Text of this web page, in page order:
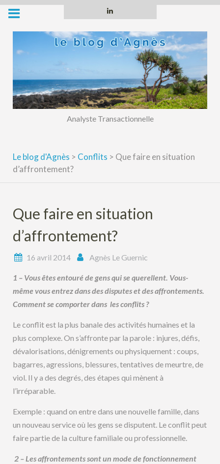
Skip
content
Analyste Transactionnelle
Le blog d'Agnès > Conflits > Que faire en situation
d’affrontement?
Que faire en situation
d’affrontement?
16 avril 2014 Agnès Le Guernic
1 – Vous êtes entouré de gens qui se querellent. Vous-
même vous entrez dans des disputes et des affrontements.
Comment se comporter dans les conflits ?
Le conflit est la plus banale des activités humaines et la
plus complexe. On s’affronte par la parole : injures, défis,
dévalorisations, dénigrements ou physiquement : coups,
bagarres, agressions, blessures, tentatives de meurtre, de
viol. Il y a des degrés, des étapes qui mènent à
l’irréparable.
Exemple : quand on entre dans une nouvelle famille, dans
un nouveau service où les gens se disputent. Le conflit peut
faire partie de la culture familiale ou professionnelle.
2 – Les affrontements sont un mode de fonctionnement